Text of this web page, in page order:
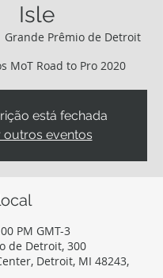
Isle
Grande Prêmio de Detroit
MoT Road to Pro 2020
está fechada
outros eventos
PM GMT-3
de Detroit, 300
Detroit, MI 48243,